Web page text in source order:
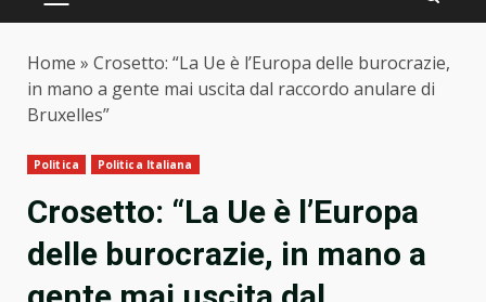
PRIMARY
Home » Crosetto: “La Ue è l’Europa delle burocrazie,
in mano a gente mai uscita dal raccordo anulare di
Bruxelles”
Politica Politica Italiana
Crosetto: “La Ue è l’Europa
delle burocrazie, in mano a